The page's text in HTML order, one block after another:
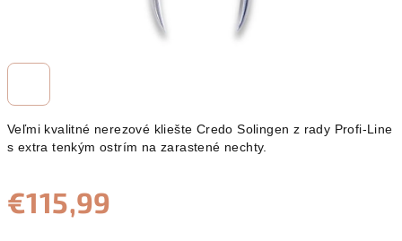
Veľmi kvalitné nerezové kliešte Credo Solingen z rady Profi-Line
s extra tenkým ostrím na zarastené nechty.
€115,99